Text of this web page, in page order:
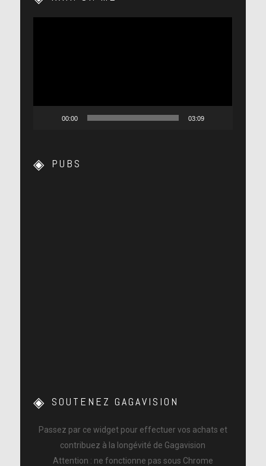
00:00 03:09
PUBS
SOUTENEZ GAGAVISION
Passez par ce widget pour effectuer vos achats et
contribuez à la longévité de Gagavision
Attention : ne fonctionne pas sous Chrome